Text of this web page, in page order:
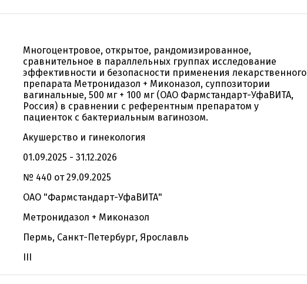
Многоцентровое, открытое, рандомизированное,
сравнительное в параллельных группах исследование
эффективности и безопасности применения лекарственного
препарата Метронидазол + Миконазол, суппозитории
вагинальные, 500 мг + 100 мг (ОАО Фармстандарт-УфаВИТА,
Россия) в сравнении с референтным препаратом у
пациенток с бактериальным вагинозом.
Акушерство и гинекология
01.09.2025 - 31.12.2026
№ 440 от 29.09.2025
ОАО "Фармстандарт-УфаВИТА"
Метронидазол + Миконазол
Пермь, Санкт-Петербург, Ярославль
III